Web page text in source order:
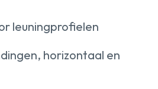
leuningprofielen
horizontaal en